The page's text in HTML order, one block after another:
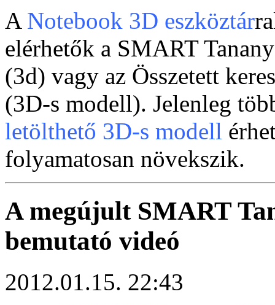
A Notebook 3D eszköztár
elérhetők a SMART
(3d) vagy az Összetett
(3D-s modell). Jelenleg
letölthető 3D-s modell
folyamatosan növekszik.
A megújult SMART
bemutató videó
2012.01.15. 22:43